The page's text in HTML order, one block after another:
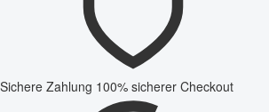
Sichere Zahlung 100% sicherer Checkout